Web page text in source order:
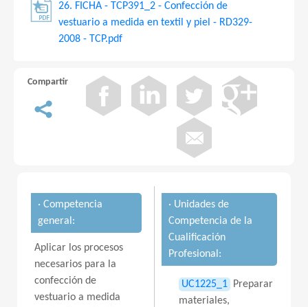
26. FICHA - TCP391_2 - Confección de
vestuario a medida en textil y piel - RD329-
2008 - TCP.pdf
Compartir
· Competencia
general:
Aplicar los procesos
necesarios para la
confección de
vestuario a medida
· Unidades de
Competencia de la
Cualificación
Profesional:
UC1225_1
Preparar
materiales,